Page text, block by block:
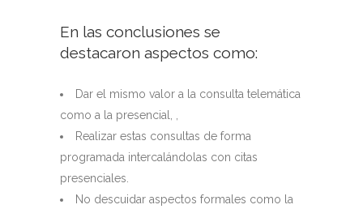
En las conclusiones se
destacaron aspectos como:
Dar el mismo valor a la consulta telemática
como a la presencial, ,
Realizar estas consultas de forma
programada intercalándolas con citas
presenciales.
No descuidar aspectos formales como la